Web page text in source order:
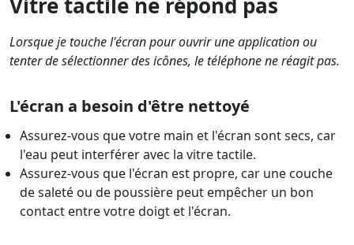
Lorsque je touche l'écran pour ouvrir une application ou
tenter de sélectionner des icônes, le téléphone ne réagit pas.
L'écran a besoin d'être nettoyé
Assurez-vous que votre main et l'écran sont secs, car
l'eau peut interférer avec la vitre tactile.
Assurez-vous que l'écran est propre, car une couche
de saleté ou de poussière peut empêcher un bon
contact entre votre doigt et l'écran.